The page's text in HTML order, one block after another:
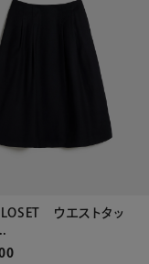
ウエストタッ